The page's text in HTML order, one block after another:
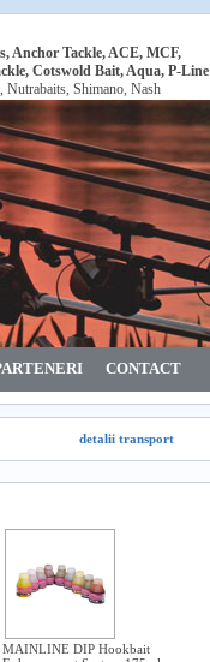
Anchor Tackle, ACE, MCF,
Cotswold Bait, Aqua, P-Line
Shimano, Nash
CONTACT
detalii transport
MAINLINE DIP Hookbait